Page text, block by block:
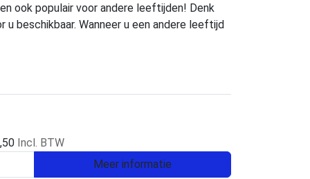
ook populair voor andere leeftijden! Denk
beschikbaar. Wanneer u een andere leeftijd
Incl. BTW
Meer informatie